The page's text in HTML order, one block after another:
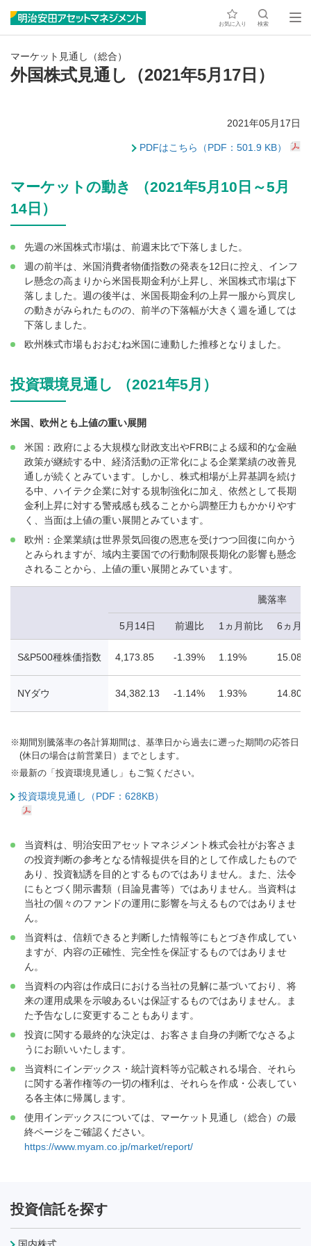
お気に入り 検索
マーケット見通し（総合）
外国株式見通し（2021年5月17日）
2021年05月17日
PDFはこちら（PDF：501.9 KB）
マーケットの動き （2021年5月10日～5月
14日）
先週の米国株式市場は、前週末比で下落しました。
週の前半は、米国消費者物価指数の発表を12日に控え、インフ
レ懸念の高まりから米国長期金利が上昇し、米国株式市場は下
落しました。週の後半は、米国長期金利の上昇一服から買戻し
の動きがみられたものの、前半の下落幅が大きく週を通しては
下落しました。
欧州株式市場もおおむね米国に連動した推移となりました。
投資環境見通し （2021年5月）
米国、欧州とも上値の重い展開
米国：政府による大規模な財政支出やFRBによる緩和的な金融
政策が継続する中、経済活動の正常化による企業業績の改善見
通しが続くとみています。しかし、株式相場が上昇基調を続け
る中、ハイテク企業に対する規制強化に加え、依然として長期
金利上昇に対する警戒感も残ることから調整圧力もかかりやす
く、当面は上値の重い展開とみています。
欧州：企業業績は世界景気回復の恩恵を受けつつ回復に向かう
とみられますが、域内主要国での行動制限長期化の影響も懸念
されることから、上値の重い展開とみています。
騰落率
5月14日 前週比 1ヵ月前比 6ヵ月
S&P500種株価指数 4,173.85 -1.39% 1.19% 15.08%
NYダウ 34,382.13 -1.14% 1.93% 14.80%
※期間別騰落率の各計算期間は、基準日から過去に遡った期間の応答日
(休日の場合は前営業日）までとします。
※最新の「投資環境見通し」もご覧ください。
投資環境見通し（PDF：628KB）
当資料は、明治安田アセットマネジメント株式会社がお客さま
の投資判断の参考となる情報提供を目的として作成したもので
あり、投資勧誘を目的とするものではありません。また、法令
にもとづく開示書類（目論見書等）ではありません。当資料は
当社の個々のファンドの運用に影響を与えるものではありませ
ん。
当資料は、信頼できると判断した情報等にもとづき作成してい
ますが、内容の正確性、完全性を保証するものではありませ
ん。
当資料の内容は作成日における当社の見解に基づいており、将
来の運用成果を示唆あるいは保証するものではありません。ま
た予告なしに変更することもあります。
投資に関する最終的な決定は、お客さま自身の判断でなさるよ
うにお願いいたします。
当資料にインデックス・統計資料等が記載される場合、それら
に関する著作権等の一切の権利は、それらを作成・公表してい
る各主体に帰属します。
使用インデックスについては、マーケット見通し（総合）の最
終ページをご確認ください。
https://www.myam.co.jp/market/report/
投資信託を探す
国内株式